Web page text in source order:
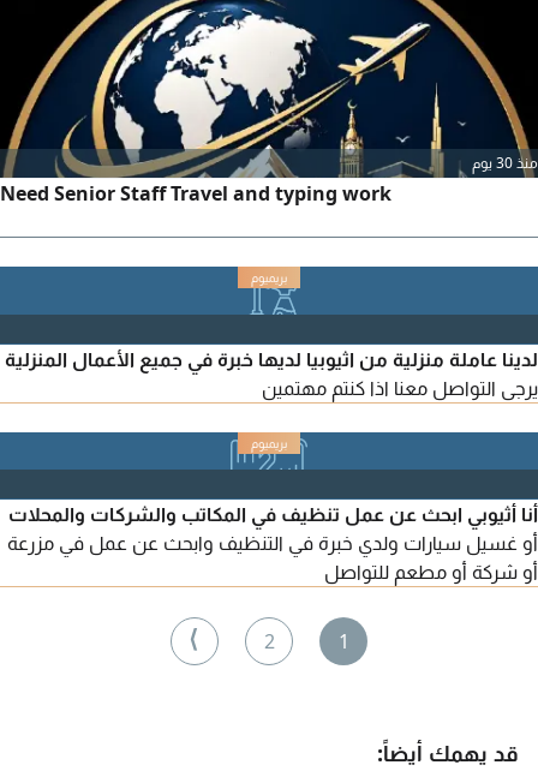
منذ 30 يوم
Need Senior Staff Travel and typing work
لدينا عاملة منزلية من اثيوبيا لديها خبرة في جميع الأعمال المنزلية
يرجى التواصل معنا اذا كنتم مهتمين
أنا أثيوبي ابحث عن عمل تنظيف في المكاتب والشركات والمحلات
أو غسيل سيارات ولدي خبرة في التنظيف وابحث عن عمل في مزرعة
أو شركة أو مطعم للتواصل
1
2
⟩
قد يهمك أيضاً: